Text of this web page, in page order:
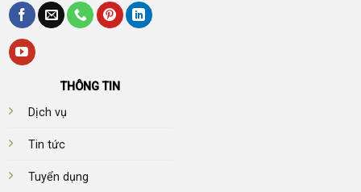
THÔNG TIN
Dịch vụ
Tin tức
Tuyển dụng